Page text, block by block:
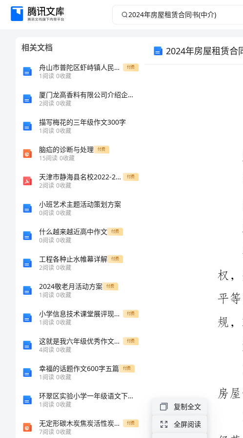
2024
相关文档
舟山市普陀区虾峙镇人民政府招考2名工作人员同步测试模拟卷含答案2 付费
1阅读 0收藏
厦门龙高香料有限公司介绍企业发展分析报告
2阅读 0收藏
描写梅花的三年级作文300字
1阅读 0收藏
脑疝的诊断与处理 付费
15阅读 0收藏
天津市静海县名校2022-2023学年数学九年级第一学期期末教学质量检测模拟试题含解析 付费
2阅读 0收藏
小班艺术主题活动策划方案
0阅读 0收藏
什么越来越近高中作文 付费
0阅读 0收藏
工程各种止水帷幕详解 付费
2阅读 0收藏
2024敬老月活动方案 付费
1阅读 0收藏
小学信息技术课堂展评现状分析与深度设计 付费
1阅读 0收藏
这就是我六年级优秀作文650字 付费
4阅读 0收藏
幸福的话题作文600字五篇 付费
1阅读 0收藏
环翠区实验小学一年级语文下学期期末考试试卷 附答案
1阅读 0收藏
无定形碳木炭焦炭活性炭炭黑注意碳-晋公庙中学 付费
7阅读 0收藏
2024年房屋租赁合
复制全文
全屏阅读